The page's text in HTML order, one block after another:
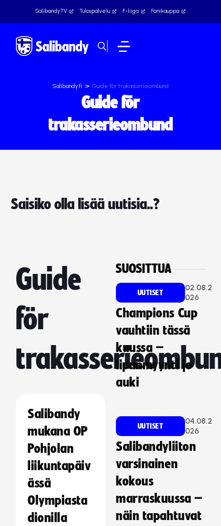
SalibandyTV Tulospalvelu F-liiga Fanikauppa
Salibandy.fi > Guide för trakasserieombund
Guide för
trakasserieombund
Saisiko olla lisää uutisia..?
Guide
för
Salibandy
mukana OP
Pohjolan
liikuntapäiv
ässä
Olympiasta
dionilla
SUOSITTUA
UUTISET
02.08.2
026
Champions Cup
vauhtiin tässä
kuussa –
lipunmyynti jo
auki
UUTISET
04.08.2
026
Salibandyliiton
varsinainen
kokous
marraskuussa –
näin tapahtuvat